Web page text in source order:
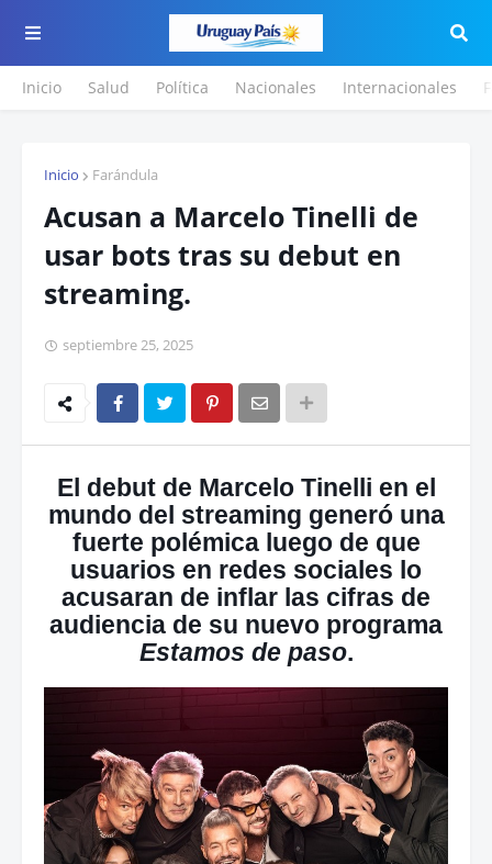
Inicio Salud Política Nacionales Internacionales
Inicio Farándula
Acusan a Marcelo Tinelli de
usar bots tras su debut en
streaming.
septiembre 25, 2025
El debut de Marcelo Tinelli en el
mundo del streaming generó una
fuerte polémica luego de que
usuarios en redes sociales lo
acusaran de inflar las cifras de
audiencia de su nuevo programa
Estamos de paso.